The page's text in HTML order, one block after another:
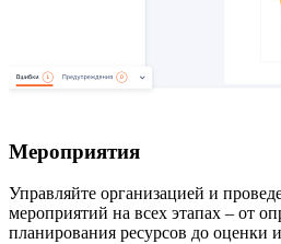
Мероприятия
Управляйте организацией и
мероприятий на всех этапах – от
планирования ресурсов до оценки